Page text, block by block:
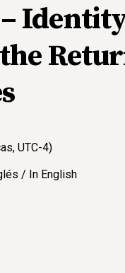
UTC-4)
/ In English